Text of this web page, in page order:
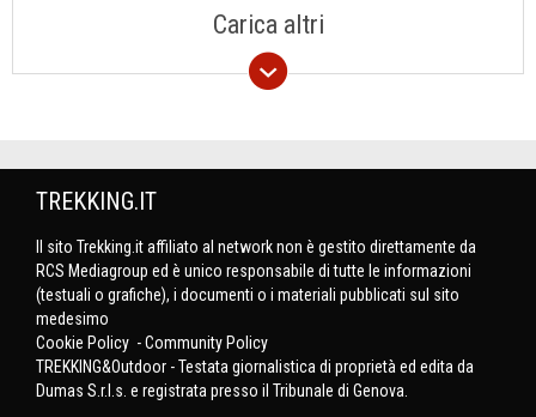
Carica altri
TREKKING.IT
Il sito Trekking.it affiliato al network non è gestito direttamente da
RCS Mediagroup ed è unico responsabile di tutte le informazioni
(testuali o grafiche), i documenti o i materiali pubblicati sul sito
medesimo
Cookie Policy -Community Policy
TREKKING&Outdoor - Testata giornalistica di proprietà ed edita da
Dumas S.r.l.s. e registrata presso il Tribunale di Genova.